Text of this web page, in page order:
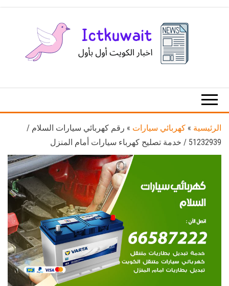
الكويت
الرئيسية » كهربائي سيارات » رقم كهربائي سيارات السلام /
51232939‬ / خدمة تصليح كهرباء سيارات أمام المنزل